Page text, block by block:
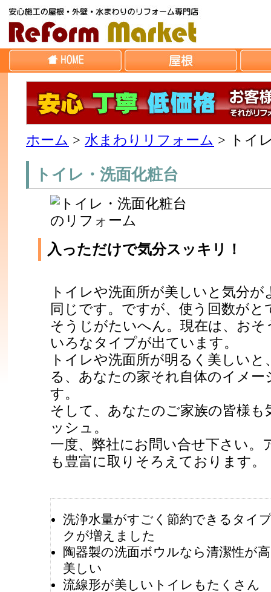
ホーム > 水まわりリフォーム > トイ
トイレ・洗面化粧台
入っただけで気分スッキリ！
トイレや洗面所が美しいと気分
同じです。ですが、使う回数がと
そうじがたいへん。現在は、お
いろなタイプが出ています。
トイレや洗面所が明るく美しいと
る、あなたの家それ自体のイメ
す。
そして、あなたのご家族の皆様
ッシュ。
一度、弊社にお問い合せ下さい。
も豊富に取りそろえております。
洗浄水量がすごく節約できるタイ
クが増えました
陶器製の洗面ボウルなら清潔性が
美しい
流線形が美しいトイレもたくさん